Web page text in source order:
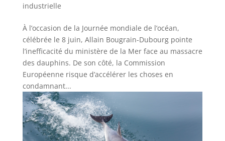
industrielle
À l’occasion de la Journée mondiale de l’océan,
célébrée le 8 juin, Allain Bougrain-Dubourg pointe
l’inefficacité du ministère de la Mer face au massacre
des dauphins. De son côté, la Commission
Européenne risque d’accélérer les choses en
condamnant...